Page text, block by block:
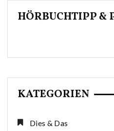
HÖRBUCHTIPP &
KATEGORIEN
Dies & Das